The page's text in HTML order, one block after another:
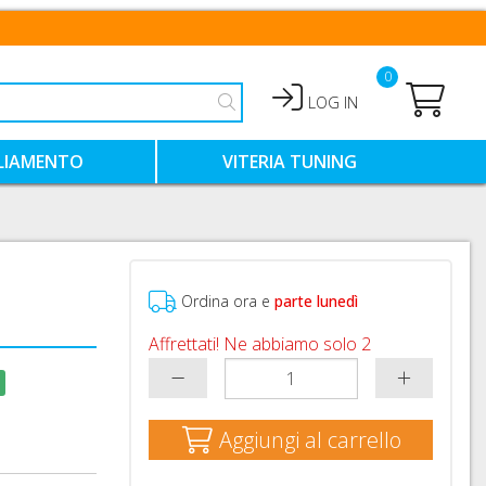
LOG IN
0
TECNICO
VITERIA TUNING
VITI ACCIAIO COLORATE
Ordina ora e parte lunedì
Affrettati! Ne abbiamo solo 2
Aggiungi al carrello